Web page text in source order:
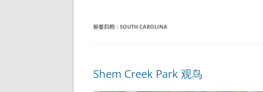
标签归档： SOUTH CAROLINA
Shem Creek Park 观鸟